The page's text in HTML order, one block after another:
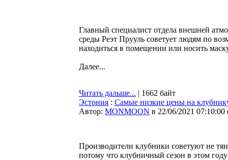
Главный специалист отдела внешней
среды Реэт Прууль советует людям по
находиться в помещении или носить
Далее...
Читать дальше... | 1662 байт
Эстония : Самые низкие цены на
Автор: MONMOON в 22/06/2021 07:10:00
Производители клубники советуют не
потому что клубничный сезон в этом